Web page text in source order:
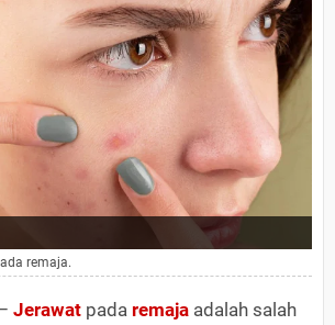
remaja.
Jerawat pada remaja adalah salah